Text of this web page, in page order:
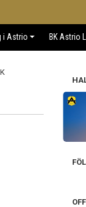
i Astrio BK Astrio